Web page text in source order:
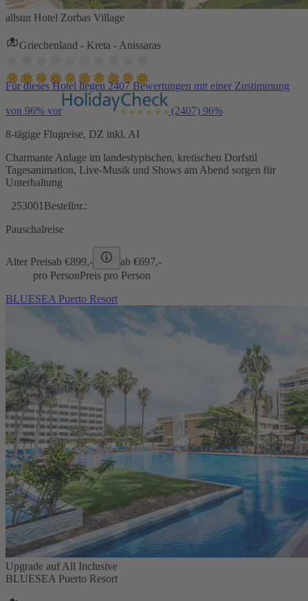
allsun Hotel Zorbas Village
Griechenland - Kreta - Anissaras
Für dieses Hotel liegen 2407 Bewertungen mit einer Zustimmung
von 96% vor (2407) 96%
8-tägige Flugreise, DZ inkl. AI
Charmante Anlage im landestypischen, kretischen Dorfstil
Tagesanimation, Live-Musik und Shows am Abend sorgen für
Unterhaltung
253001 Bestellnr.:
Pauschalreise
Alter Preisab €899,- ab €697,-
pro PersonPreis pro Person
BLUESEA Puerto Resort
Upgrade auf All Inclusive
BLUESEA Puerto Resort